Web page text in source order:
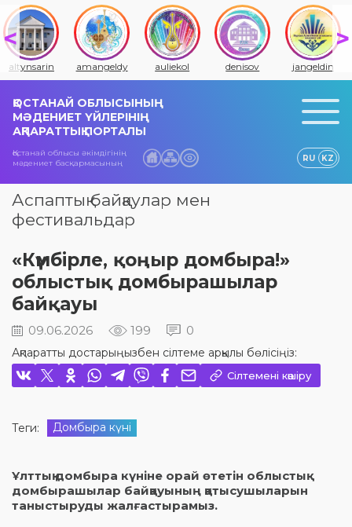
altynsarin amangeldy auliekol denisov jangeldin
ҚОСТАНАЙ ОБЛЫСЫНЫҢ
МӘДЕНИЕТ ҮЙЛЕРІНІҢ
АҚПАРАТТЫҚ ПОРТАЛЫ
Қостанай облысы әкімдігінің
мәдениет басқармасының
RU KZ
Аспаптық байқаулар мен
фестивальдар
«Күмбірле, қоңыр домбыра!»
облыстық домбырашылар
байқауы
09.06.2026 199 0
Ақпаратты достарыңызбен сілтеме арқылы бөлісіңіз:
Сілтемені көшіру
Теги: Домбыра күні
Ұлттық домбыра күніне орай өтетін облыстық
домбырашылар байқауының қатысушыларын
таныстыруды жалғастырамыз.